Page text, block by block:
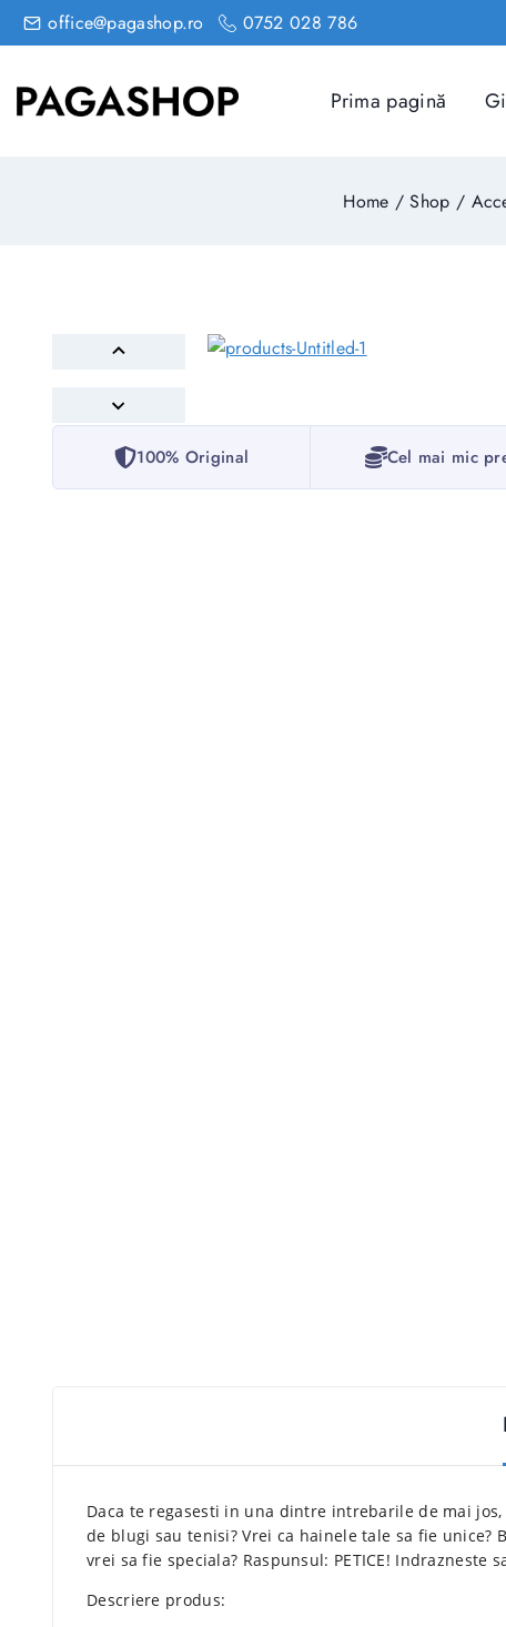
office@pagashop.ro 0752 028 786
Prima pagină
Home / Shop /
100% Original Cel mai mic
Daca te regasesti in una dintre intrebarile de mai
de blugi sau tenisi? Vrei ca hainele tale sa fie
vrei sa fie speciala? Raspunsul: PETICE!
Descriere produs: